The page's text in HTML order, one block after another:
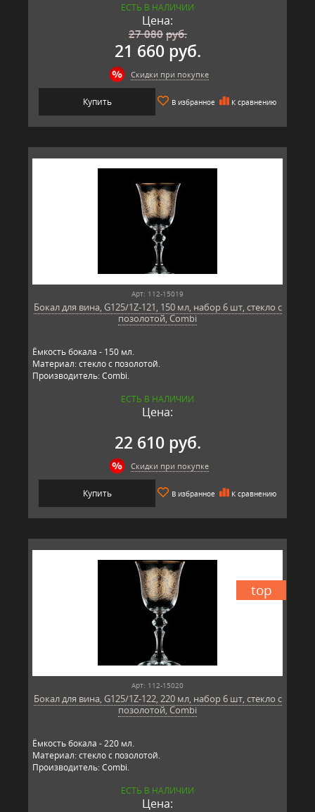
ЕСТЬ В НАЛИЧИИ
Цена:
27 080 руб.
21 660 руб.
Скидки при покупке
Купить В избранное К сравнению
Арт: 112-15019
Бокал для вина, G125/1Z-121, 150 мл, набор 6 шт, стекло с
позолотой, Combi
Ёмкость бокала - 150 мл.
Материал: стекло с позолотой.
Производитель: Combi.
ЕСТЬ В НАЛИЧИИ
Цена:
22 610 руб.
Скидки при покупке
Купить В избранное К сравнению
top
Арт: 112-15020
Бокал для вина, G125/1Z-122, 220 мл, набор 6 шт, стекло с
позолотой, Combi
Ёмкость бокала - 220 мл.
Материал: стекло с позолотой.
Производитель: Combi.
ЕСТЬ В НАЛИЧИИ
Цена: